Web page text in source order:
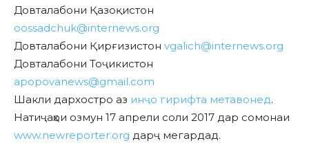
Довталабони Қазоқистон
oossadchuk@internews.org
Довталабони Қирғизистон vgalich@internews.org
Довталабони Тоҷикистон
apopovanews@gmail.com
Шакли дархостро аз инҷо гирифта метавонед.
Натиҷаҳои озмун 17 апрели соли 2017 дар сомонаи
www.newreporter.org дарҷ мегардад.